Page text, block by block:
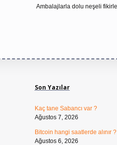
Ambalajlarla dolu neşeli
Son Yazılar
Kaç tane Sabancı var ?
Ağustos 7, 2026
Bitcoin hangi saatlerde alınır ?
Ağustos 6, 2026